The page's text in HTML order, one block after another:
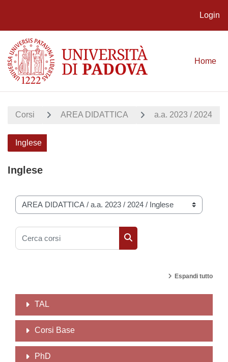
Login
Home
Corsi AREA DIDATTICA a.a. 2023 / 2024
Inglese
Inglese
Categorie di corso
Cerca corsi
Cerca corsi
Espandi tutto
TAL
Corsi Base
PhD